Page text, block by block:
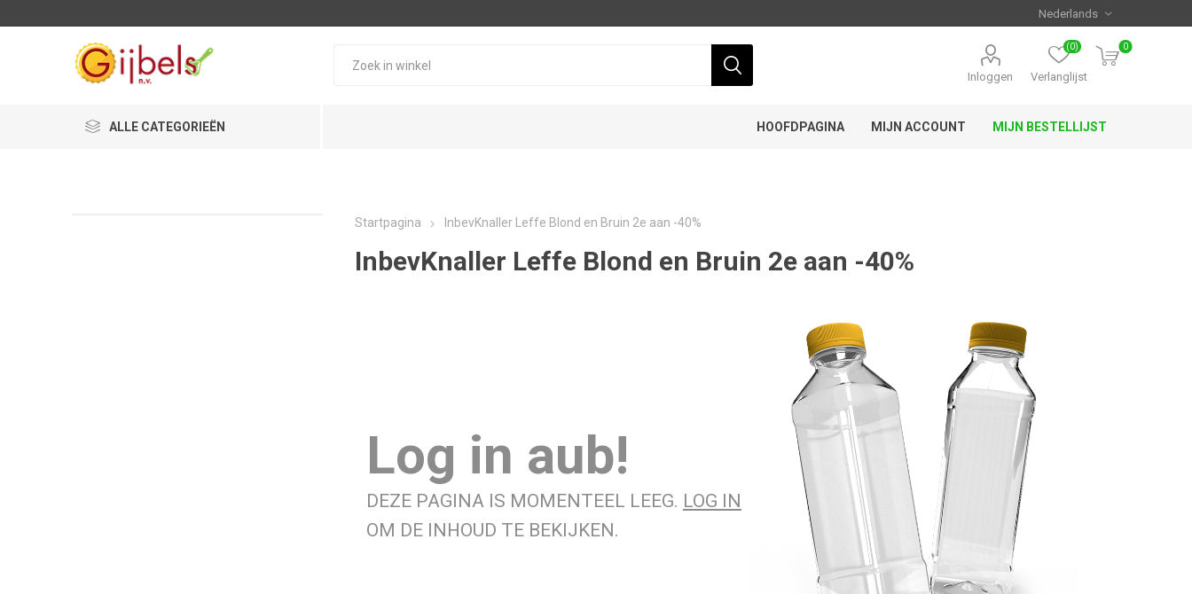
Inloggen Verlanglijst
(0) 0
ALLE CATEGORIEËN HOOFDPAGINA MIJN ACCOUNT MIJN BESTELLIJST
Startpagina InbevKnaller Leffe Blond en Bruin 2e aan -40%
InbevKnaller Leffe Blond en Bruin 2e aan -40%
Log in aub!
DEZE PAGINA IS MOMENTEEL LEEG. LOG IN
OM DE INHOUD TE BEKIJKEN.